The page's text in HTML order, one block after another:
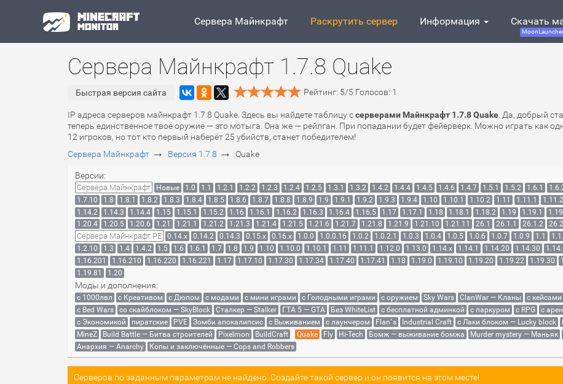
Сервера Майнкрафт Раскрутить сервер Информация Скачать
MoonLauncher
Сервера Майнкрафт 1.7.8 Quake
Быстрая версия сайта Рейтинг: 5/5 Голосов: 1
IP адреса серверов майнкрафт 1.7.8 Quake. Здесь вы найдете таблицу ссерверами Майнкрафт 1.7.8 Quake . Да, добрый
теперь единственное твоё оружие — это мотыга. Она же — рейлган. При попадании будет фейерверк. Можно играть как
12 игроков, но тот кто первый наберёт 25 убийств, станет победителем!
Сервера Майнкрафт → Версия 1.7.8 → Quake
Версии:
Сервера Майнкрафт Новые 1.0 1.1 1.2.1 1.2.2 1.2.3 1.2.4 1.2.5 1.3.1 1.3.2 1.4.2 1.4.4 1.4.5 1.4.6 1.4.7 1.5.1 1.5.2 1.6.1
1.7.10
1.8 1.8.1 1.8.2 1.8.3 1.8.4 1.8.5 1.8.6 1.8.7 1.8.8 1.8.9 1.9 1.9.1 1.9.2 1.9.3 1.9.4 1.10 1.10.1 1.10.2 1.11 1.11.1 1.11.2
1.14.2
1.14.3 1.14.4 1.15 1.15.1 1.15.2 1.16 1.16.1 1.16.2 1.16.3 1.16.4 1.16.5 1.17 1.17.1 1.18 1.18.1 1.18.2 1.19 1.19.1
1.20.4
1.20.5 1.20.6 1.21 1.21.1 1.21.2 1.21.3 1.21.4 1.21.5 1.21.6 1.21.7 1.21.8 1.21.9 1.21.10 1.21.11 26.1 26.1.1 26.1.2 26.2
Сервера Майнкрафт PE 0.14.x 0.14.2 0.14.3 0.15.x 0.16.x 1.0.0 1.0.0.16 1.0.2 1.0.2.1 1.0.3 1.0.4 1.0.5 1.0.6 1.0.7 1.0.9 1.1
1.2.10
1.3 1.4 1.4.2 1.5 1.6 1.6.1 1.7 1.8 1.9 1.10 1.10.0 1.10.1 1.11 1.11.1 1.12.0 1.13.0 1.14.x 1.14.1 1.14.20 1.14.30
1.16.201
1.16.210 1.16.220 1.16.221 1.17 1.17.10 1.17.30 1.17.34 1.17.40 1.17.41 1.18 1.19.0 1.19.10 1.19.20 1.19.22 1.19.30
1.19.81
1.20
Моды и дополнения:
с 1000лвл c Креативом с Дюпом с модами с мини играми с Голодными играми с оружием Sky Wars ClanWar — Кланы с кейсами
с Bed Wars
со скайблоком — SkyBlock Сталкер — Stalker ГТА 5 — GTA Без WhiteList с бесплатной админкой с паркуром с RPG с
с Экономикой
пиратские PVE Зомби апокалипсис с Выживанием с лаунчером Flan`s Industrial Craft с Лаки блоком — Lucky block
MineZ
Build Battle — Битва строителей Pixelmon BuildCraft Quake Fly Hi-Tech Бомж — выживание бомжа Murder mystery — Маньяк
Анархия — Anarchy
Копы и заключённые — Cops and Robbers
Серверов по заданным параметрам не найдено. Создайте такой сервер и он появится на этом месте!